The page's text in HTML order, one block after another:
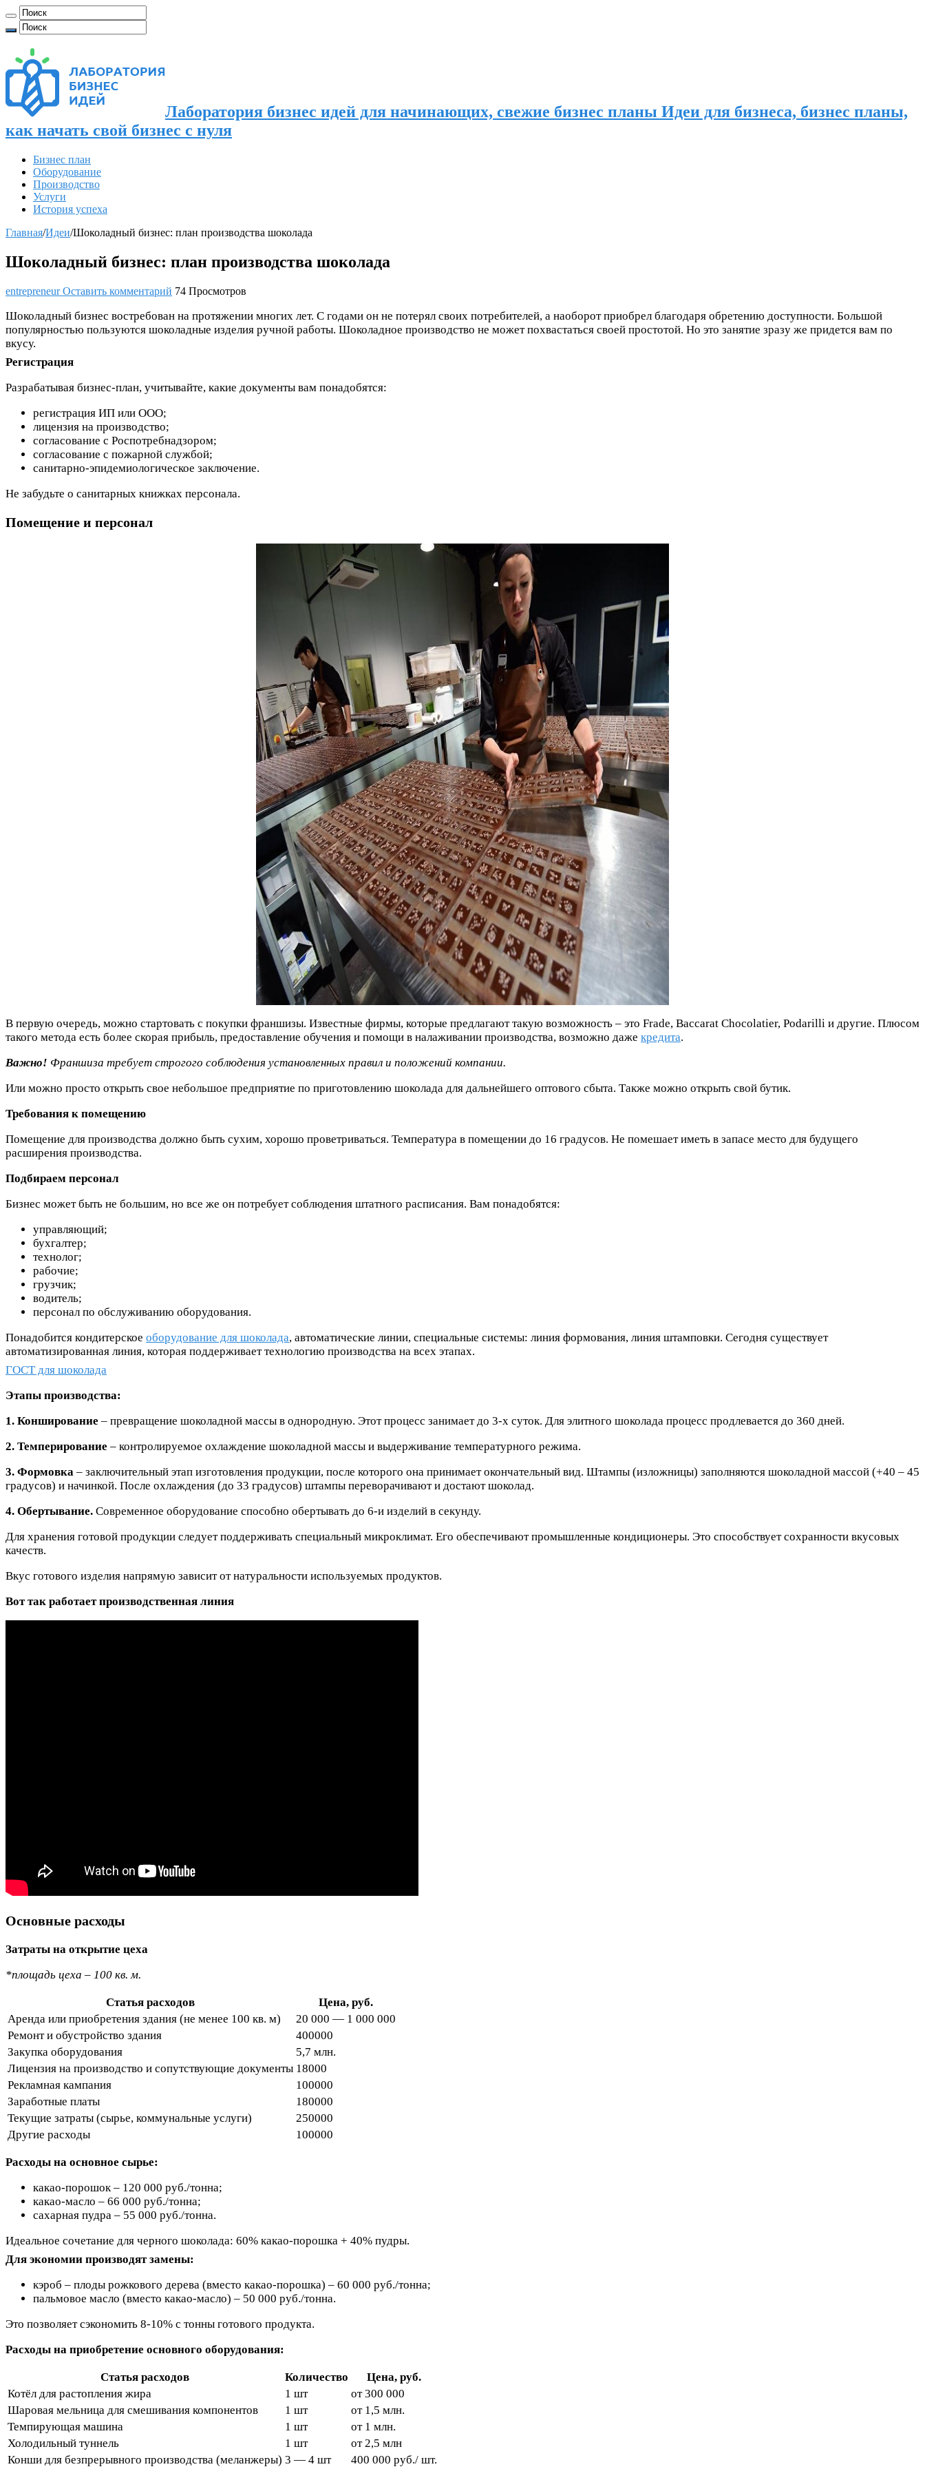
Лаборатория бизнес идей для начинающих, свежие бизнес планы Идеи для бизнеса, бизнес планы,
как начать свой бизнес с нуля
Бизнес план
Оборудование
Производство
Услуги
История успеха
Главная/Идеи/Шоколадный бизнес: план производства шоколада
Шоколадный бизнес: план производства шоколада
entrepreneurОставить комментарий 74 Просмотров
Шоколадный бизнес востребован на протяжении многих лет. С годами он не потерял своих потребителей, а наоборот приобрел благодаря обретению доступности. Большой
популярностью пользуются шоколадные изделия ручной работы. Шоколадное производство не может похвастаться своей простотой. Но это занятие зразу же придется вам по
вкусу.
Регистрация
Разрабатывая бизнес-план, учитывайте, какие документы вам понадобятся:
регистрация ИП или ООО;
лицензия на производство;
согласование с Роспотребнадзором;
согласование с пожарной службой;
санитарно-эпидемиологическое заключение.
Не забудьте о санитарных книжках персонала.
Помещение и персонал
В первую очередь, можно стартовать с покупки франшизы. Известные фирмы, которые предлагают такую возможность – это Frade, Baccarat Сhocolatier, Podarilli и другие. Плюсом
такого метода есть более скорая прибыль, предоставление обучения и помощи в налаживании производства, возможно даже кредита.
Важно! Франшиза требует строгого соблюдения установленных правил и положений компании.
Или можно просто открыть свое небольшое предприятие по приготовлению шоколада для дальнейшего оптового сбыта. Также можно открыть свой бутик.
Требования к помещению
Помещение для производства должно быть сухим, хорошо проветриваться. Температура в помещении до 16 градусов. Не помешает иметь в запасе место для будущего
расширения производства.
Подбираем персонал
Бизнес может быть не большим, но все же он потребует соблюдения штатного расписания. Вам понадобятся:
управляющий;
бухгалтер;
технолог;
рабочие;
грузчик;
водитель;
персонал по обслуживанию оборудования.
Понадобится кондитерское оборудование для шоколада, автоматические линии, специальные системы: линия формования, линия штамповки. Сегодня существует
автоматизированная линия, которая поддерживает технологию производства на всех этапах.
ГОСТ для шоколада
Этапы производства:
1. Конширование – превращение шоколадной массы в однородную. Этот процесс занимает до 3-х суток. Для элитного шоколада процесс продлевается до 360 дней.
2. Темперирование – контролируемое охлаждение шоколадной массы и выдерживание температурного режима.
3. Формовка – заключительный этап изготовления продукции, после которого она принимает окончательный вид. Штампы (изложницы) заполняются шоколадной массой (+40 – 45
градусов) и начинкой. После охлаждения (до 33 градусов) штампы переворачивают и достают шоколад.
4. Обертывание. Современное оборудование способно обертывать до 6-и изделий в секунду.
Для хранения готовой продукции следует поддерживать специальный микроклимат. Его обеспечивают промышленные кондиционеры. Это способствует сохранности вкусовых
качеств.
Вкус готового изделия напрямую зависит от натуральности используемых продуктов.
Вот так работает производственная линия
Основные расходы
Затраты на открытие цеха
*площадь цеха – 100 кв. м.
Статья расходов
Цена, руб.
Аренда или приобретения здания (не менее 100 кв. м)
20 000 — 1 000 000
Ремонт и обустройство здания
400000
Закупка оборудования
5,7 млн.
Лицензия на производство и сопутствующие документы 18000
Рекламная кампания
100000
Заработные платы
180000
Текущие затраты (сырье, коммунальные услуги)
250000
Другие расходы
100000
Расходы на основное сырье:
какао-порошок – 120 000 руб./тонна;
какао-масло – 66 000 руб./тонна;
сахарная пудра – 55 000 руб./тонна.
Идеальное сочетание для черного шоколада: 60% какао-порошка + 40% пудры.
Для экономии производят замены:
кэроб – плоды рожкового дерева (вместо какао-порошка) – 60 000 руб./тонна;
пальмовое масло (вместо какао-масло) – 50 000 руб./тонна.
Это позволяет сэкономить 8-10% с тонны готового продукта.
Расходы на приобретение основного оборудования:
Статья расходов Количество
Цена, руб.
Котёл для растопления жира
1 шт
от 300 000
Шаровая мельница для смешивания компонентов
1 шт
от 1,5 млн.
Темпирующая машина
1 шт
от 1 млн.
Холодильный туннель
1 шт
от 2,5 млн
Конши для безпрерывного производства (меланжеры) 3 — 4 шт 400 000 руб./ шт.